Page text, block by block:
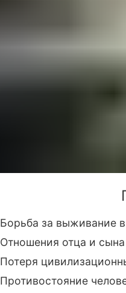
Борьба за выживание
Отношения отца и
Потеря
Противостояние